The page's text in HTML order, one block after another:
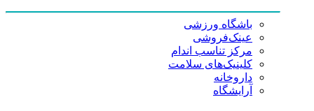
باشگاه ورزشی
عینک‌فروشی
مرکز تناسب اندام
کلینیک‌های سلامت
داروخانه
آرایشگاه